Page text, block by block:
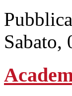
Sabato,